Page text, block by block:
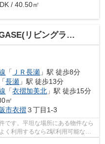
/ 40.50㎡
ライフ長瀬）（長瀬賃貸）
「 ＪＲ長瀬 」駅 徒歩8分
「長瀬 」駅 徒歩13分
「衣摺加美北 」駅 徒歩15分
㎡
市衣摺３丁目1-3
です。平坦な場所にある物件なら
く利用するなら2駅利用可能な物